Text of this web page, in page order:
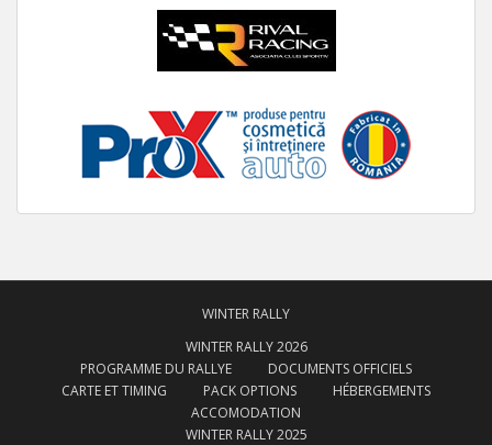
WINTER RALLY
WINTER RALLY 2026
PROGRAMME DU RALLYE
DOCUMENTS OFFICIELS
CARTE ET TIMING
PACK OPTIONS
HÉBERGEMENTS
ACCOMODATION
WINTER RALLY 2025